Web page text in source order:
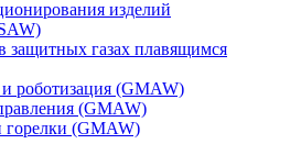
изделий
защитных газах плавящимся
роботизация (GMAW)
(GMAW)
(GMAW)